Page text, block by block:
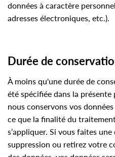
données à caractère
adresses électroniques, etc.).
Durée de
À moins qu'une durée de
été spécifiée dans la
nous conservons vos
ce que la finalité du
s’appliquer. Si vous faites
suppression ou retirez votre